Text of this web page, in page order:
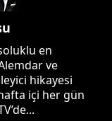
en
ve
hikayesi
içi her gün